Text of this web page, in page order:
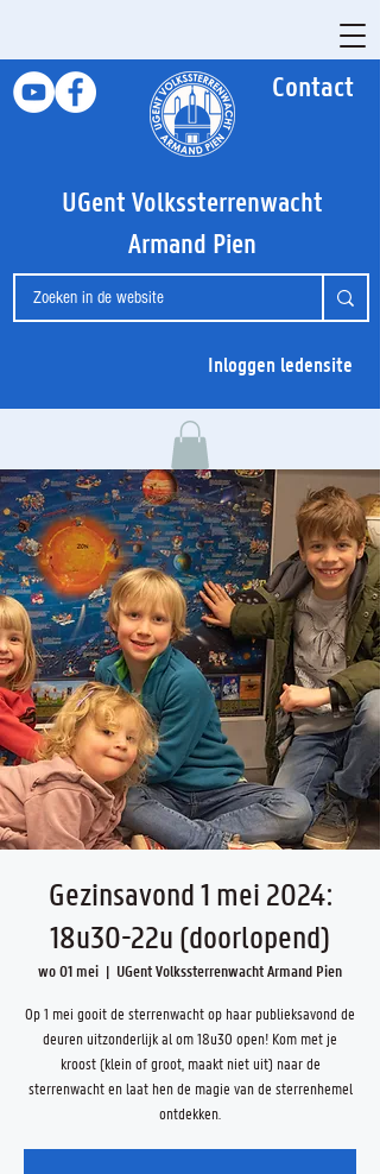
Contact
UGent Volkssterrenwacht
Armand Pien
Inloggen ledensite
Gezinsavond 1 mei 2024:
18u30-22u (doorlopend)
wo 01 mei
  |
UGent Volkssterrenwacht Armand Pien
Op 1 mei gooit de sterrenwacht op haar publieksavond de
deuren uitzonderlijk al om 18u30 open! Kom met je
kroost (klein of groot, maakt niet uit) naar de
sterrenwacht en laat hen de magie van de sterrenhemel
ontdekken.